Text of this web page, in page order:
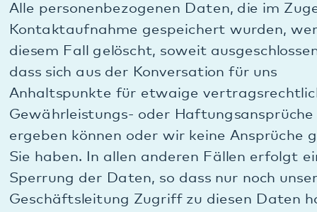
unserer Webseite:
Die vorübergehende Verarbeitung der Daten durch
das System ist notwendig, um eine Auslieferung
zu ermöglichen. Hierfür muss Ihre IP-Adresse für
die Dauer der Sitzung gespeichert bleiben. Die
Speicherung in Logfiles erfolgt, um die
Funktionsfähigkeit der Website sicherzustellen.
Zudem dienen uns die Daten zur Optimierung
unseres Angebots und der Website und zur
Sicherstellung der Sicherheit unserer